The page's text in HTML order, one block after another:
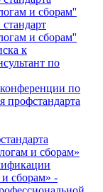
и сборам''
и сборам''
к
по
по
профстандарта
и сборам»
и сборам» -